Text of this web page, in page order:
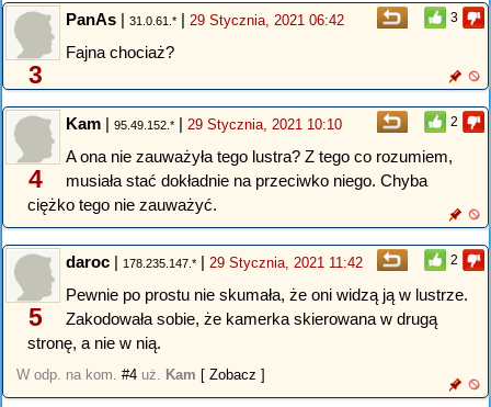
3
3
PanAs | 31.0.61.* | 29 Stycznia, 2021 06:42
Fajna chociaż?
2
4
Kam | 95.49.152.* | 29 Stycznia, 2021 10:10
A ona nie zauważyła tego lustra? Z tego co rozumiem,
musiała stać dokładnie na przeciwko niego. Chyba
ciężko tego nie zauważyć.
2
5
daroc | 178.235.147.* | 29 Stycznia, 2021 11:42
Pewnie po prostu nie skumała, że oni widzą ją w lustrze.
Zakodowała sobie, że kamerka skierowana w drugą
stronę, a nie w nią.
W odp. na kom. #4 uż. Kam [ Zobacz ]